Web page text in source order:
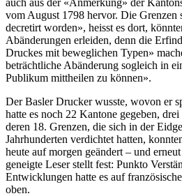
auch aus der «Anmerkung» der
vom August 1798 hervor. Die Grenzen
decretirt worden», heisst es dort,
Abänderungen erleiden, denn die
Druckes mit beweglichen Typen»
beträchtliche Abänderung sogleich in
Publikum mittheilen zu können».
Der Basler Drucker wusste, wovon er
hatte es noch 22 Kantone gegeben,
deren 18. Grenzen, die sich in der
Jahrhunderten verdichtet hatten,
heute auf morgen geändert – und
geneigte Leser stellt fest: Punkto
Entwicklungen hatte es auf
oben.